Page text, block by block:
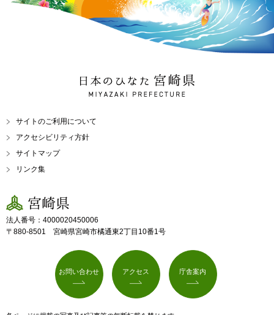
日本のひなた 宮崎県
MIYAZAKI PREFECTURE
サイトのご利用について
アクセシビリティ方針
サイトマップ
リンク集
宮崎県
法人番号：4000020450006
〒880-8501 宮崎県宮崎市橘通東2丁目10番1号
お問い合わせ アクセス 庁舎案内